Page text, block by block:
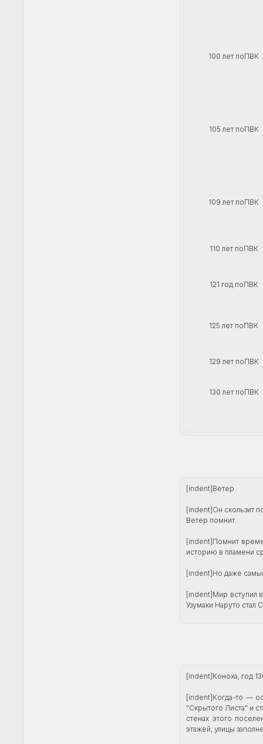
100 лет поПВК
105 лет поПВК
109 лет поПВК
110 лет поПВК
121 год поПВК
125 лет поПВК
129 лет поПВК
130 лет поПВК
[indent]Ветер.
[indent]Он скользит
Ветер помнит.
[indent]Помнит
историю в пламени
[indent]Но даже
[indent]Мир вступил
Узумаки Наруто стал
[indent]Коноха, год
[indent]Когда-то —
"Скрытого Листа" и
стенах этого
этажей, улицы